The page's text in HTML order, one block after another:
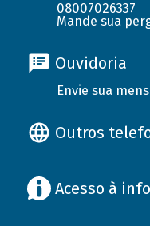
08007026337
Mande sua
Ouvidoria
Envie sua
Outros
Acesso à